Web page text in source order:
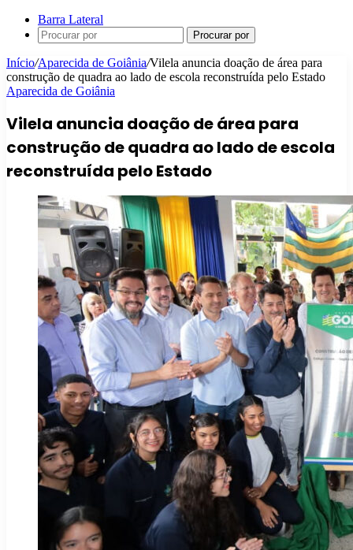
Barra Lateral
Procurar por
Início/Aparecida de Goiânia/Vilela anuncia doação de área para
construção de quadra ao lado de escola reconstruída pelo Estado
Aparecida de Goiânia
Vilela anuncia doação de área para
construção de quadra ao lado de escola
reconstruída pelo Estado